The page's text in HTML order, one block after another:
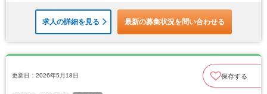
求人の詳細を見る 最新の募集状況を問い合わせる
更新日：2026年5月18日 保存する